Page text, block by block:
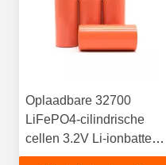
Oplaadbare 32700
LiFePO4-cilindrische
cellen 3.2V Li-ionbatterij
voor E-driewieler: